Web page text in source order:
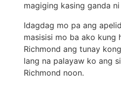
magiging kasing ganda ni
Idagdag mo pa ang
masisisi mo ba ako kung
Richmond ang tunay
lang na palayaw ko ang
Richmond noon.